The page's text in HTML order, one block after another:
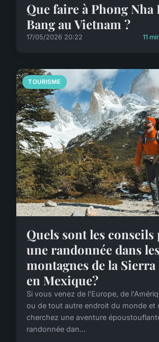
Que faire à Phong Nha
Bang au Vietnam ?
17/05/2026 20:22 11
TOURISME
Quels sont les conseils
une randonnée dans
montagnes de la
en Mexique?
Si vous venez de l'Europe, de
ou de tout autre endroit du monde et
cherchez une aventure
randonnée dan...